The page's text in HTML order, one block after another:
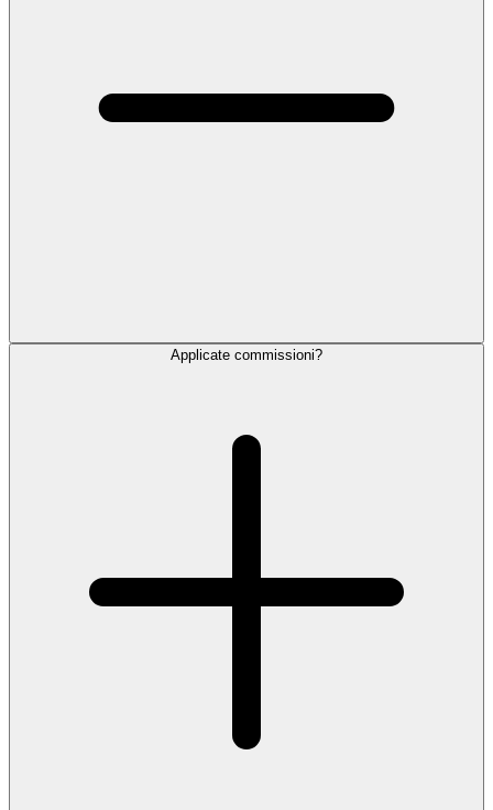
Applicate commissioni?